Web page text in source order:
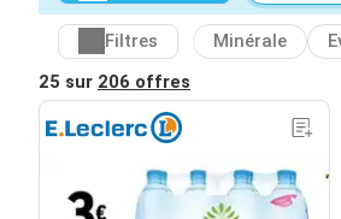
Filtres Minérale
25 sur 206 offres